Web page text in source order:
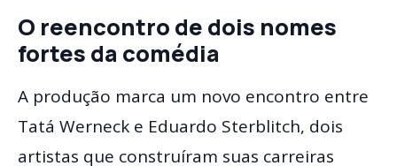
O reencontro de dois nomes
fortes da comédia
A produção marca um novo encontro entre
Tatá Werneck e Eduardo Sterblitch, dois
artistas que construíram suas carreiras